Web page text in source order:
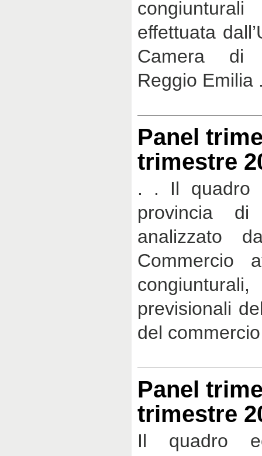
effettuata
Camera di
Reggio Emilia
Panel
trimestre
. . Il quadro
provincia di
analizzato
Commercio
previsionali
del
Panel
trimestre
Il quadro